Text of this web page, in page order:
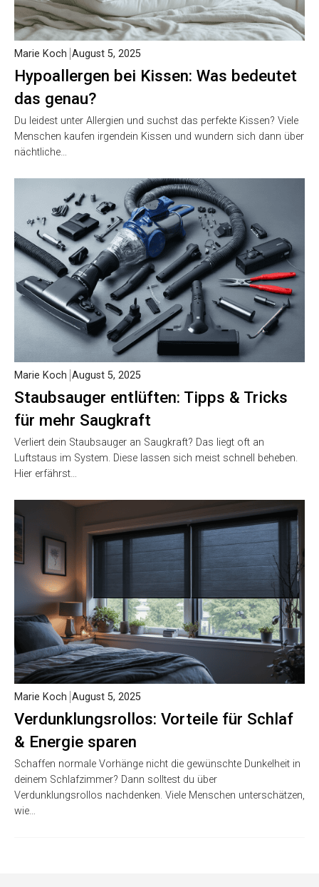
Hypoallergen bei Kissen: Was bedeutet
das genau?
Marie Koch August 5, 2025
Du leidest unter Allergien und suchst das perfekte Kissen? Viele
Menschen kaufen irgendein Kissen und wundern sich dann über
nächtliche…
Staubsauger entlüften: Tipps & Tricks
für mehr Saugkraft
Marie Koch August 5, 2025
Verliert dein Staubsauger an Saugkraft? Das liegt oft an
Luftstaus im System. Diese lassen sich meist schnell beheben.
Hier erfährst…
Verdunklungsrollos: Vorteile für Schlaf
& Energie sparen
Marie Koch August 5, 2025
Schaffen normale Vorhänge nicht die gewünschte Dunkelheit in
deinem Schlafzimmer? Dann solltest du über
Verdunklungsrollos nachdenken. Viele Menschen unterschätzen,
wie…